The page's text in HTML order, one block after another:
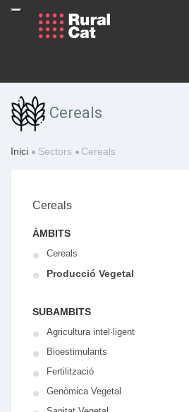
Cereals
Inici Sectors Cereals
Cereals
ÀMBITS
Cereals
Producció Vegetal
SUBAMBITS
Agricultura intel·ligent
Bioestimulants
Fertilització
Genòmica Vegetal